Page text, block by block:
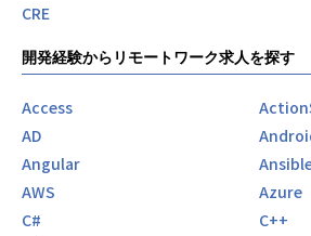
CRE
開発経験からリモートワーク求人を探す
Access
AD
Angular
AWS
Azure
C#
C++